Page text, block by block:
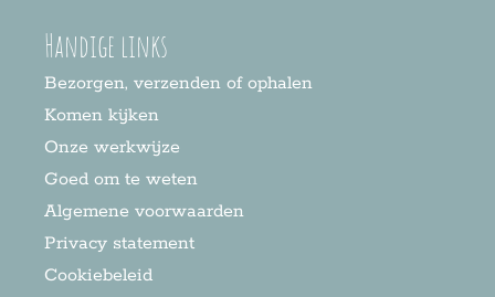
Handige links
Bezorgen, verzenden of ophalen
Komen kijken
Onze werkwijze
Goed om te weten
Algemene voorwaarden
Privacy statement
Cookiebeleid